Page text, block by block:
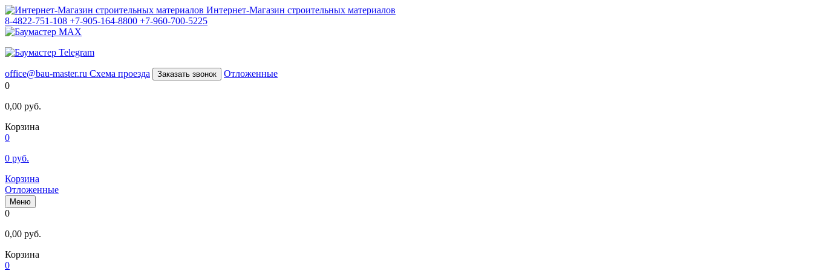
Интернет-Магазин строительных материалов
8-4822-751-108 +7-905-164-8800 +7-960-700-5225
office@bau-master.ru Схема проезда Заказать звонок
Отложенные
0
0,00 руб.
Корзина
0
0 руб.
Корзина
Отложенные
Меню
0
0,00 руб.
Корзина
0